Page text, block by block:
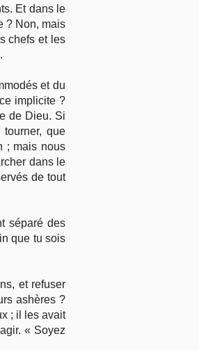
Et dans le
? Non, mais
chefs et les
et du
implicite ?
de Dieu. Si
que
; mais nous
dans le
de tout
séparé des
que tu sois
et refuser
ashères ?
; il les avait
« Soyez